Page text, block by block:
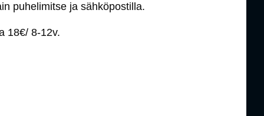
puhelimitse ja sähköpostilla.
18€/ 8-12v.